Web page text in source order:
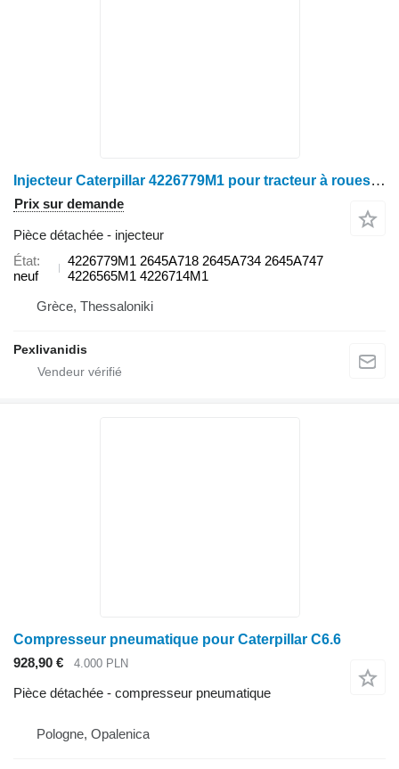
Injecteur Caterpillar 4226779M1 pour tracteur à roues Massey Ferguson
Prix sur demande
Pièce détachée - injecteur
État
neuf
4226779M1 2645A718 2645A734 2645A747
4226565M1 4226714M1
Grèce, Thessaloniki
Pexlivanidis
Compresseur pneumatique pour Caterpillar C6.6
928,90 €
4.000 PLN
Pièce détachée - compresseur pneumatique
Pologne, Opalenica